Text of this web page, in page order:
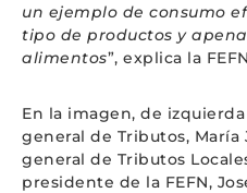
un ejemplo de consumo
tipo de productos y
alimentos”, explica la
En la imagen, de
general de Tributos,
general de Tributos
presidente de la FEFN,